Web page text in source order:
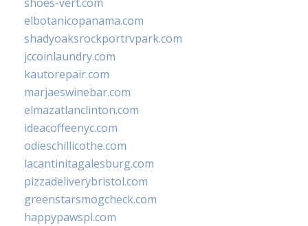
elbotanicopanama.com
shadyoaksrockportrvpark.com
jccoinlaundry.com
kautorepair.com
marjaeswinebar.com
elmazatlanclinton.com
ideacoffeenyc.com
odieschillicothe.com
lacantinitagalesburg.com
pizzadeliverybristol.com
greenstarsmogcheck.com
happypawspl.com